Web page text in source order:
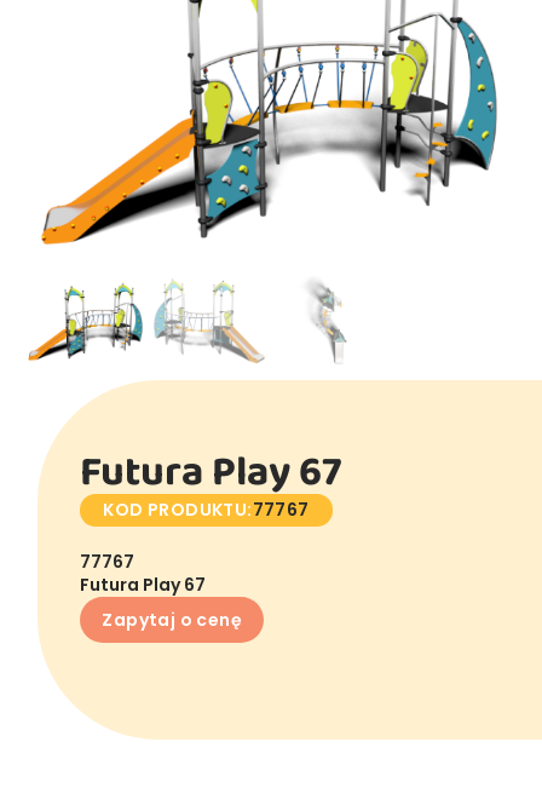
Futura Play 67
KOD PRODUKTU:77767
77767
Futura Play 67
Zapytaj o cenę